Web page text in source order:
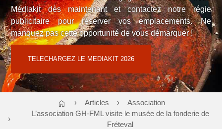
Médiakit dès maintenant et contactez notre régie
publicitaire pour réserver vos emplacements. Ne
manquez pas cette opportunité de vous démarquer !
Contact : Cloé TEODORI06 02 58 01 09ou
regiepubtnf@atf-asso.com
TELECHARGEZ LE MEDIAKIT 2026
home Articles
Association
L’association GH-FML visite le musée de la fonderie de
Fréteval